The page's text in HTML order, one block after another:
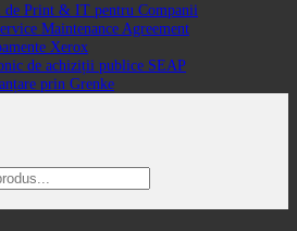
de Print & IT pentru Companii
Maintenance Agreement
Xerox
de achiziții publice SEAP
prin Grenke